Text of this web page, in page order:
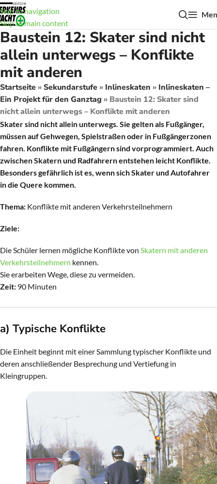
Skip to navigation
Skip to main content
Baustein 12: Skater sind nicht
allein unterwegs – Konflikte
mit anderen
Startseite»Sekundarstufe» Inlineskaten » Inlineskaten –
Ein Projekt für den Ganztag » Baustein 12: Skater sind
nicht allein unterwegs – Konflikte mit anderen
Skater sind nicht allein unterwegs. Sie gelten als Fußgänger,
müssen auf Gehwegen, Spielstraßen oder in Fußgängerzonen
fahren. Konflikte mit Fußgängern sind vorprogrammiert. Auch
zwischen Skatern und Radfahrern entstehen leicht Konflikte.
Besonders gefährlich ist es, wenn sich Skater und Autofahrer
in die Quere kommen.
Thema: Konflikte mit anderen Verkehrsteilnehmern
Ziele:
Die Schüler lernen mögliche Konflikte von Skatern mit anderen
Verkehrsteilnehmern kennen.
Sie erarbeiten Wege, diese zu vermeiden.
Zeit: 90 Minuten
a) Typische Konflikte
Die Einheit beginnt mit einer Sammlung typischer Konflikte und
deren anschließender Besprechung und Vertiefung in
Kleingruppen.